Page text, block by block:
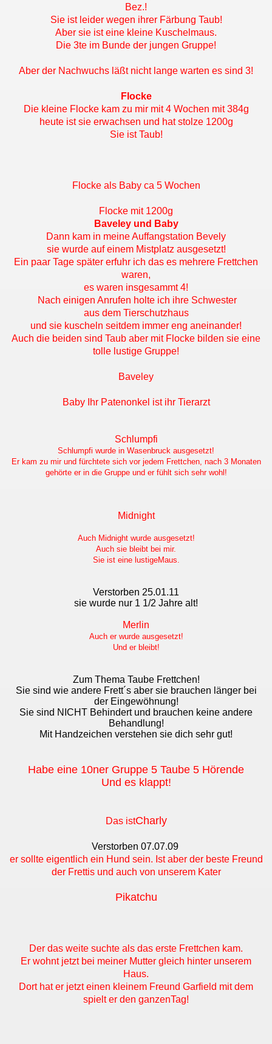
Bez.!
Sie ist leider wegen ihrer Färbung Taub!
Aber sie ist eine kleine Kuschelmaus.
Die 3te im Bunde der jungen Gruppe!
Aber der Nachwuchs läßt nicht lange warten es sind 3!
Flocke
Die kleine Flocke kam zu mir mit 4 Wochen mit 384g
heute ist sie erwachsen und hat stolze 1200g
Sie ist Taub!
Flocke als Baby ca 5 Wochen
Flocke mit 1200g
Baveley und Baby
Dann kam in meine Auffangstation Bevely
sie wurde auf einem Mistplatz ausgesetzt!
Ein paar Tage später erfuhr ich das es mehrere Frettchen
waren,
es waren insgesammt 4!
Nach einigen Anrufen holte ich ihre Schwester
aus dem Tierschutzhaus
und sie kuscheln seitdem immer eng aneinander!
Auch die beiden sind Taub aber mit Flocke bilden sie eine
tolle lustige Gruppe!
Baveley
Baby Ihr Patenonkel ist ihr Tierarzt
Schlumpfi
Schlumpfi wurde in Wasenbruck ausgesetzt!
Er kam zu mir und fürchtete sich vor jedem Frettchen, nach 3 Monaten
gehörte er in die Gruppe und er fühlt sich sehr wohl!
Midnight
Auch Midnight wurde ausgesetzt!
Auch sie bleibt bei mir.
Sie ist eine lustigeMaus.
Verstorben 25.01.11
sie wurde nur 1 1/2 Jahre alt!
Merlin
Auch er wurde ausgesetzt!
Und er bleibt!
Zum Thema Taube Frettchen!
Sie sind wie andere Frett´s aber sie brauchen länger bei
der Eingewöhnung!
Sie sind NICHT Behindert und brauchen keine andere
Behandlung!
Mit Handzeichen verstehen sie dich sehr gut!
Habe eine 10ner Gruppe 5 Taube 5 Hörende
Und es klappt!
Das istCharly
Verstorben 07.07.09
er sollte eigentlich ein Hund sein. Ist aber der beste Freund
der Frettis und auch von unserem Kater
Pikatchu
Der das weite suchte als das erste Frettchen kam.
Er wohnt jetzt bei meiner Mutter gleich hinter unserem
Haus.
Dort hat er jetzt einen kleinem Freund Garfield mit dem
spielt er den ganzenTag!